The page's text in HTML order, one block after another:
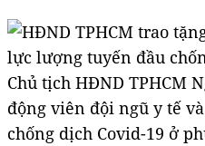
Chủ tịch HĐND TPHCM
động viên đội ngũ y tế
chống dịch Covid-19 ở